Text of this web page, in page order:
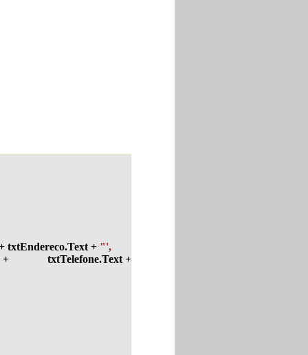
txtEndereco.Text + "',
+ txtTelefone.Text +